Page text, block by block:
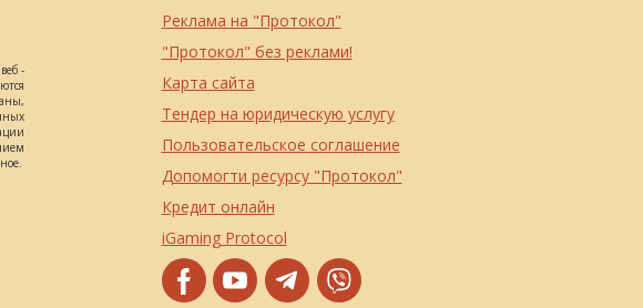
-
Реклама на "Протокол"
"Протокол" без реклами!
Карта сайта
Тендер на юридическую услугу
Пользовательское соглашение
Допомогти ресурсу "Протокол"
Кредит онлайн
iGaming Protocol